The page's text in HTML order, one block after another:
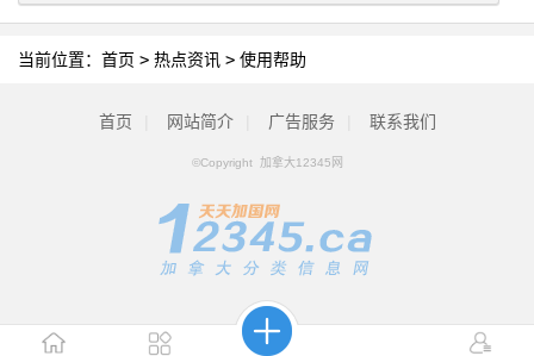
当前位置： 首页 > 热点资讯 > 使用帮助
首页 网站简介 广告服务 联系我们
©Copyright 加拿大12345网